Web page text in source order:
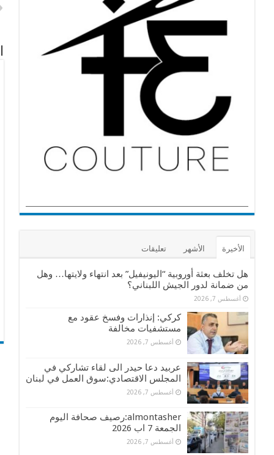
الأخيرة الأشهر تعليقات
هل تخلف بعثة أوروبية “اليونيفيل” بعد انتهاء ولايتها… وهل
من ضمانة لدور الجيش اللبناني؟
أغسطس 7, 2026
كركي: إنذارات وفسخ عقود مع
مستشفيات مخالفة
أغسطس 7, 2026
عربيد دعا حيدر الى لقاء تشاركي في
المجلس الاقتصادي:سوق العمل في لبنان
أغسطس 7, 2026
almontasher:رصيف صحافة اليوم
الجمعة 7 اب 2026
أغسطس 7, 2026